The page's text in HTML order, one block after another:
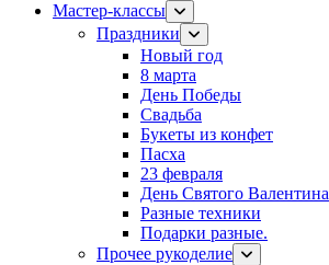
Мастер-классы
Праздники
Новый год
8 марта
День Победы
Свадьба
Букеты из конфет
Пасха
23 февраля
День Святого Валентина
Разные техники
Подарки разные.
Прочее рукоделие